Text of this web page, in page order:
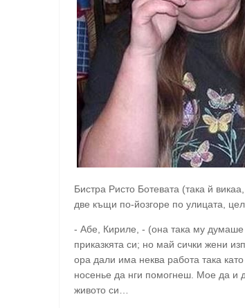
Бистра Ристо Ботевата (така й
две къщи по-йозгоре по улицата,
- Абе, Кириле, - (она така му
приказкята си; но май сички жени
ора дали има неква работа така
носенье да нги помогнеш. Мое да и
живото си…